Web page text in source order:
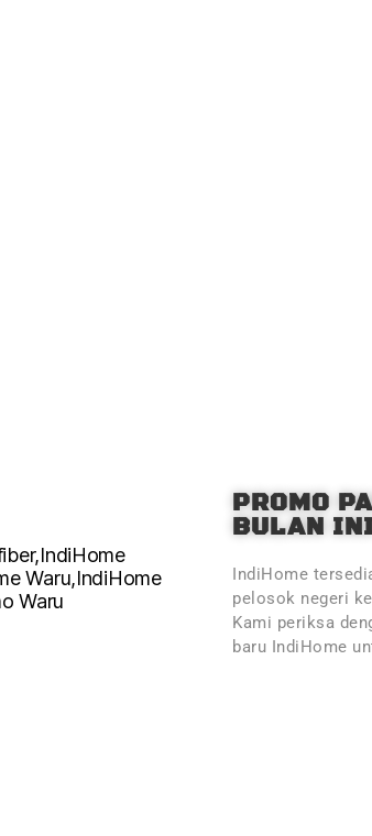
PROMO
BULAN
IndiHome
pelosok negeri
Kami periksa
baru IndiHome